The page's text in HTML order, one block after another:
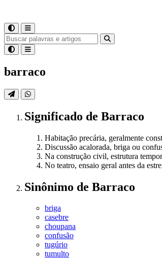
barraco
Significado de Barraco
Habitação precária, geralmente
Discussão acalorada, briga ou
Na construção civil, estrutura
No teatro, ensaio geral antes da
Sinônimo de Barraco
briga
casebre
choupana
confusão
tugúrio
tumulto